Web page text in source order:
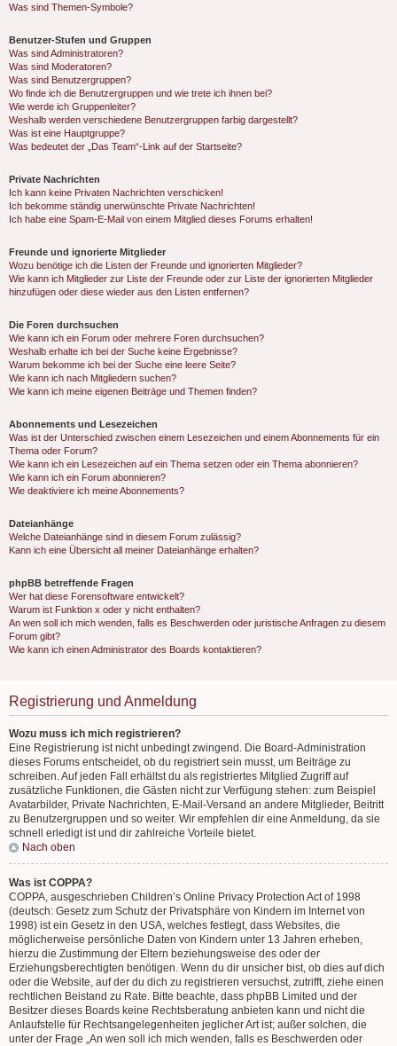
Was sind Themen-Symbole?
Benutzer-Stufen und Gruppen
Was sind Administratoren?
Was sind Moderatoren?
Was sind Benutzergruppen?
Wo finde ich die Benutzergruppen und wie trete ich ihnen bei?
Wie werde ich Gruppenleiter?
Weshalb werden verschiedene Benutzergruppen farbig dargestellt?
Was ist eine Hauptgruppe?
Was bedeutet der „Das Team“-Link auf der Startseite?
Private Nachrichten
Ich kann keine Privaten Nachrichten verschicken!
Ich bekomme ständig unerwünschte Private Nachrichten!
Ich habe eine Spam-E-Mail von einem Mitglied dieses Forums erhalten!
Freunde und ignorierte Mitglieder
Wozu benötige ich die Listen der Freunde und ignorierten Mitglieder?
Wie kann ich Mitglieder zur Liste der Freunde oder zur Liste der ignorierten Mitglieder
hinzufügen oder diese wieder aus den Listen entfernen?
Die Foren durchsuchen
Wie kann ich ein Forum oder mehrere Foren durchsuchen?
Weshalb erhalte ich bei der Suche keine Ergebnisse?
Warum bekomme ich bei der Suche eine leere Seite?
Wie kann ich nach Mitgliedern suchen?
Wie kann ich meine eigenen Beiträge und Themen finden?
Abonnements und Lesezeichen
Was ist der Unterschied zwischen einem Lesezeichen und einem Abonnements für ein
Thema oder Forum?
Wie kann ich ein Lesezeichen auf ein Thema setzen oder ein Thema abonnieren?
Wie kann ich ein Forum abonnieren?
Wie deaktiviere ich meine Abonnements?
Dateianhänge
Welche Dateianhänge sind in diesem Forum zulässig?
Kann ich eine Übersicht all meiner Dateianhänge erhalten?
phpBB betreffende Fragen
Wer hat diese Forensoftware entwickelt?
Warum ist Funktion x oder y nicht enthalten?
An wen soll ich mich wenden, falls es Beschwerden oder juristische Anfragen zu diesem
Forum gibt?
Wie kann ich einen Administrator des Boards kontaktieren?
Registrierung und Anmeldung
Wozu muss ich mich registrieren?
Eine Registrierung ist nicht unbedingt zwingend. Die Board-Administration
dieses Forums entscheidet, ob du registriert sein musst, um Beiträge zu
schreiben. Auf jeden Fall erhältst du als registriertes Mitglied Zugriff auf
zusätzliche Funktionen, die Gästen nicht zur Verfügung stehen: zum Beispiel
Avatarbilder, Private Nachrichten, E-Mail-Versand an andere Mitglieder, Beitritt
zu Benutzergruppen und so weiter. Wir empfehlen dir eine Anmeldung, da sie
schnell erledigt ist und dir zahlreiche Vorteile bietet.
Nach oben
Was ist COPPA?
COPPA, ausgeschrieben Children’s Online Privacy Protection Act of 1998
(deutsch: Gesetz zum Schutz der Privatsphäre von Kindern im Internet von
1998) ist ein Gesetz in den USA, welches festlegt, dass Websites, die
möglicherweise persönliche Daten von Kindern unter 13 Jahren erheben,
hierzu die Zustimmung der Eltern beziehungsweise des oder der
Erziehungsberechtigten benötigen. Wenn du dir unsicher bist, ob dies auf dich
oder die Website, auf der du dich zu registrieren versuchst, zutrifft, ziehe einen
rechtlichen Beistand zu Rate. Bitte beachte, dass phpBB Limited und der
Besitzer dieses Boards keine Rechtsberatung anbieten kann und nicht die
Anlaufstelle für Rechtsangelegenheiten jeglicher Art ist; außer solchen, die
unter der Frage „An wen soll ich mich wenden, falls es Beschwerden oder